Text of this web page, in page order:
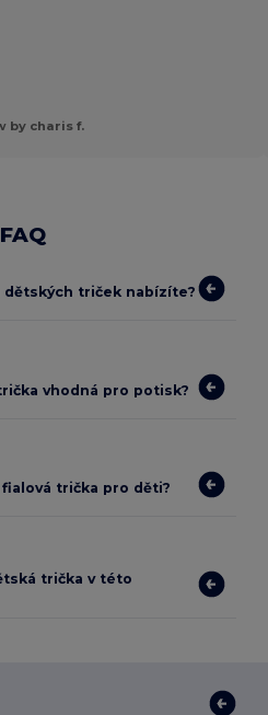
by charis f.
FAQ
dětských triček nabízíte?
vhodná pro potisk?
trička pro děti?
trička v této